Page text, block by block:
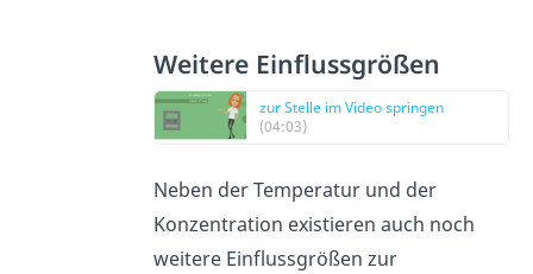
Weitere Einflussgrößen
zur Stelle im Video springen
(04:03)
Neben der Temperatur und der
Konzentration existieren auch noch
weitere Einflussgrößen zur